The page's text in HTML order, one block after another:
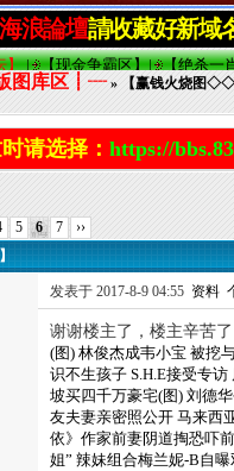
图库区┋┈» 【赢钱火烧图◇◇
请选择： https://
5 6 7
››
发表于 2017-8-9 04:55 资料
谢谢楼主了，楼主辛苦了
(图) 林俊杰成韦小宝 被挖
识不生孩子 S.H.E接受专
坡买四千万豪宅(图) 刘德
友夫妻亲密照公开 马来西
依》作家前妻阴道掏恐吓
姐” 辣妹组合梅兰妮-B自